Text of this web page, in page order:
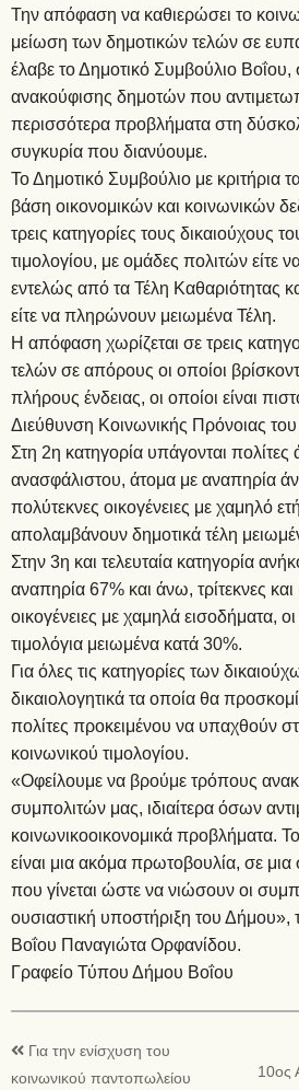
Την απόφαση να καθιερώσει το
μείωση των δημοτικών τελών σε
έλαβε το Δημοτικό Συμβούλιο
ανακούφισης δημοτών που
περισσότερα προβλήματα στη
συγκυρία που διανύουμε.
Το Δημοτικό Συμβούλιο με κριτήρια
βάση οικονομικών και κοινωνικών
τρεις κατηγορίες τους δικαιούχους
τιμολογίου, με ομάδες πολιτών είτε
εντελώς από τα Τέλη Καθαριότητας
είτε να πληρώνουν μειωμένα Τέλη.
Η απόφαση χωρίζεται σε τρεις
τελών σε απόρους οι οποίοι
πλήρους ένδειας, οι οποίοι είναι
Διεύθυνση Κοινωνικής Πρόνοιας
Στη 2η κατηγορία υπάγονται πολίτες
ανασφάλιστου, άτομα με αναπηρία
πολύτεκνες οικογένειες με χαμηλό
απολαμβάνουν δημοτικά τέλη
Στην 3η και τελευταία κατηγορία
αναπηρία 67% και άνω, τρίτεκνες και
οικογένειες με χαμηλά εισοδήματα,
τιμολόγια μειωμένα κατά 30%.
Για όλες τις κατηγορίες των
δικαιολογητικά τα οποία θα
πολίτες προκειμένου να υπαχθούν
κοινωνικού τιμολογίου.
«Οφείλουμε να βρούμε τρόπους
συμπολιτών μας, ιδιαίτερα όσων
κοινωνικοοικονομικά προβλήματα.
είναι μια ακόμα πρωτοβουλία, σε
που γίνεται ώστε να νιώσουν οι
ουσιαστική υποστήριξη του Δήμου»,
Βοΐου Παναγιώτα Ορφανίδου.
Γραφείο Τύπου Δήμου Βοΐου
Για την ενίσχυση του
κοινωνικού παντοπωλείου
10ος